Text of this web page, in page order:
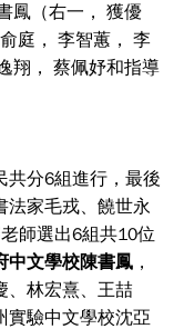
鳳（右一， 獲優
庭， 李智蕙， 李
翔， 蔡佩妤和指導
共分6組進行，最後
法家毛戎、饒世永
師選出6組共10位
中文學校陳書鳳 ，
、林宏熹、王喆
實驗中文學校沈亞